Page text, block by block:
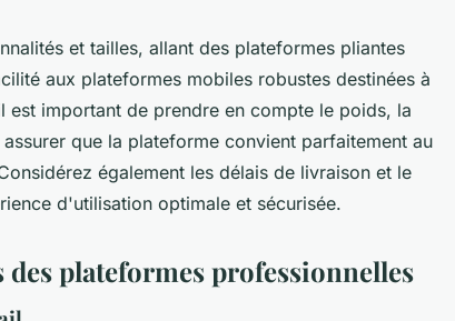
et tailles, allant des plateformes pliantes
aux plateformes mobiles robustes destinées à
est important de prendre en compte le poids, la
que la plateforme convient parfaitement au
également les délais de livraison et le
d'utilisation optimale et sécurisée.
plateformes professionnelles